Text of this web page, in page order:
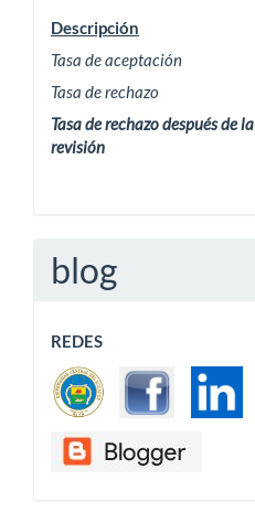
Descripción
Tasa de aceptación
Tasa de rechazo
Tasa de rechazo después de la
revisión
blog
REDES